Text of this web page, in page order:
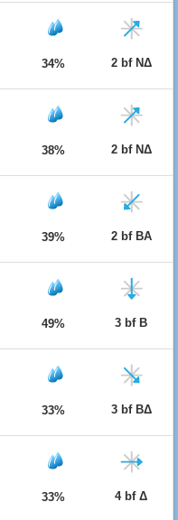
34% 2 bf ΝΔ
38% 2 bf ΝΔ
39% 2 bf ΒΑ
49% 3 bf Β
33% 3 bf ΒΔ
33% 4 bf Δ